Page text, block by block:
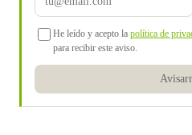
He leído y acepto la política de
para recibir este aviso.